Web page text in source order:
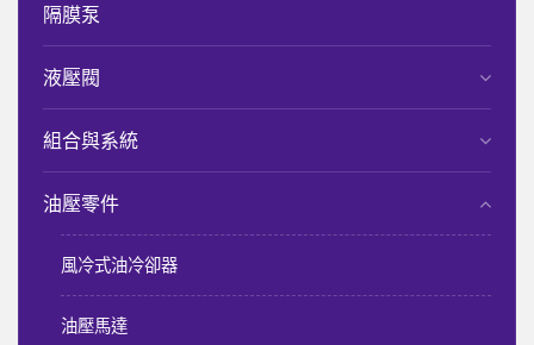
隔膜泵
液壓閥
組合與系統
油壓零件
風冷式油冷卻器
油壓馬達